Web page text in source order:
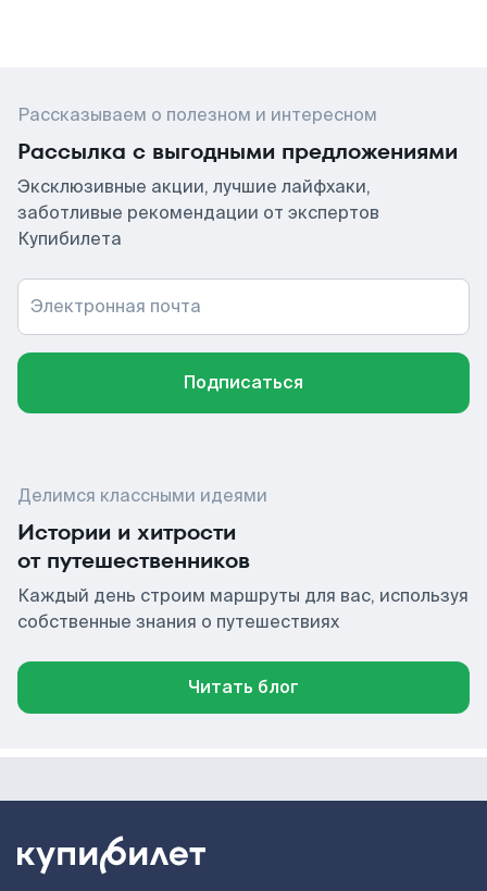
Рассказываем о полезном и интересном
Рассылка с выгодными предложениями
Эксклюзивные акции, лучшие лайфхаки,
заботливые рекомендации от экспертов
Купибилета
Электронная почта
Подписаться
Делимся классными идеями
Истории и хитрости
от путешественников
Каждый день строим маршруты для вас, используя
собственные знания о путешествиях
Читать блог